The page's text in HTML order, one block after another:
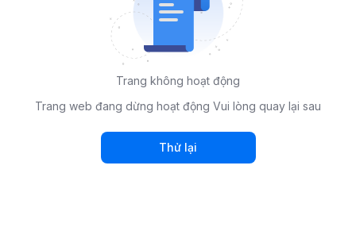
Trang không hoạt động
Trang web đang dừng hoạt động Vui lòng quay lại sau
Thử lại